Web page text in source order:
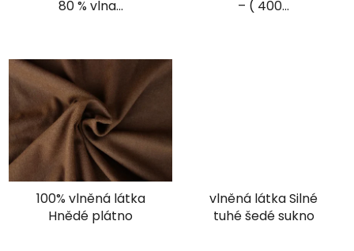
80 % vlna...
– ( 400...
100% vlněná látka
Hnědé plátno
vlněná látka Silné
tuhé šedé sukno